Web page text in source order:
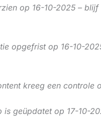
op 16-10-2025 –
opgefrist op 16-10-
kreeg een controle
is geüpdatet op 17-10-